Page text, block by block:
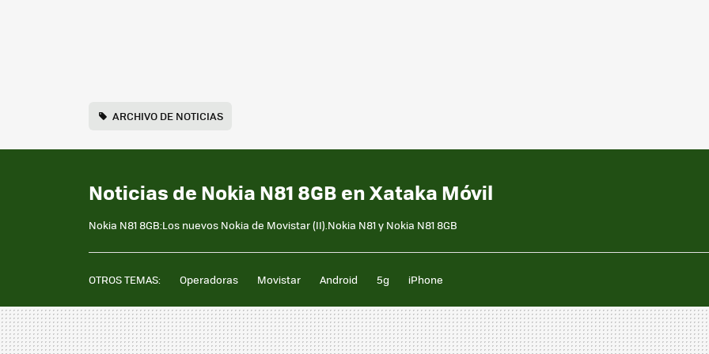
ARCHIVO DE NOTICIAS
Noticias de Nokia N81 8GB en Xataka Móvil
Nokia N81 8GB:Los nuevos Nokia de Movistar (II).Nokia N81 y Nokia N81 8GB
OTROS TEMAS: Operadoras Movistar Android 5g iPhone